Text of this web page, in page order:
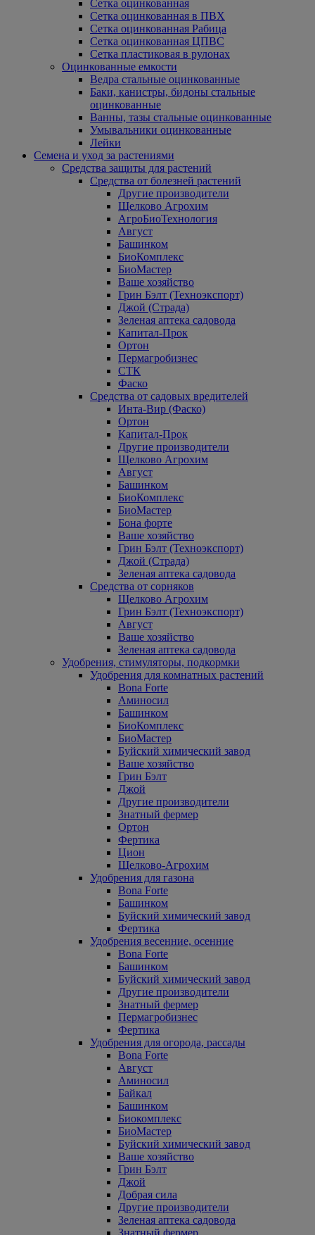
Сетка оцинкованная
Сетка оцинкованная в ПВХ
Сетка оцинкованная Рабица
Сетка оцинкованная ЦПВС
Сетка пластиковая в рулонах
Оцинкованные емкости
Ведра стальные оцинкованные
Баки, канистры, бидоны стальные
оцинкованные
Ванны, тазы стальные оцинкованные
Умывальники оцинкованные
Лейки
Семена и уход за растениями
Средства защиты для растений
Средства от болезней растений
Другие производители
Щелково Агрохим
АгроБиоТехнология
Август
Башинком
БиоКомплекс
БиоМастер
Ваше хозяйство
Грин Бэлт (Техноэкспорт)
Джой (Страда)
Зеленая аптека садовода
Капитал-Прок
Ортон
Пермагробизнес
СТК
Фаско
Средства от садовых вредителей
Инта-Вир (Фаско)
Ортон
Капитал-Прок
Другие производители
Щелково Агрохим
Август
Башинком
БиоКомплекс
БиоМастер
Бона форте
Ваше хозяйство
Грин Бэлт (Техноэкспорт)
Джой (Страда)
Зеленая аптека садовода
Средства от сорняков
Щелково Агрохим
Грин Бэлт (Техноэкспорт)
Август
Ваше хозяйство
Зеленая аптека садовода
Удобрения, стимуляторы, подкормки
Удобрения для комнатных растений
Bona Forte
Аминосил
Башинком
БиоКомплекс
БиоМастер
Буйский химический завод
Ваше хозяйство
Грин Бэлт
Джой
Другие производители
Знатный фермер
Ортон
Фертика
Цион
Щелково-Агрохим
Удобрения для газона
Bona Forte
Башинком
Буйский химический завод
Фертика
Удобрения весенние, осенние
Bona Forte
Башинком
Буйский химический завод
Другие производители
Знатный фермер
Пермагробизнес
Фертика
Удобрения для огорода, рассады
Bona Forte
Август
Аминосил
Байкал
Башинком
Биокомплекс
БиоМастер
Буйский химический завод
Ваше хозяйство
Грин Бэлт
Джой
Добрая сила
Другие производители
Зеленая аптека садовода
Знатный фермер